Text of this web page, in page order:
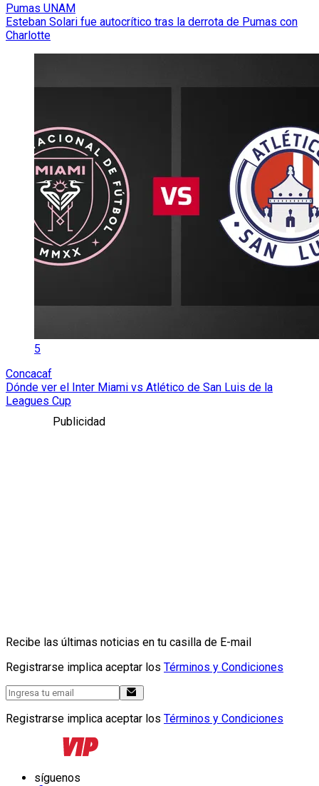
Pumas UNAM
Esteban Solari fue autocrítico tras la derrota de Pumas con
Charlotte
5
Concacaf
Dónde ver el Inter Miami vs Atlético de San Luis de la
Leagues Cup
Publicidad
Recibe las últimas noticias en tu casilla de E-mail
Registrarse implica aceptar los Términos y Condiciones
Registrarse implica aceptar los Términos y Condiciones
síguenos